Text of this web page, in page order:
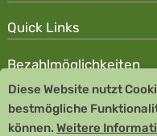
Quick Links
Bezahlmöglichkeiten
Copyright © 2026
Remedia Homöopathie
Diese Website nutzt
bestmögliche
können. Weitere